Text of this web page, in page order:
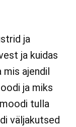
ja
ja kuidas
mis ajendil
ja miks
tulla
väljakutsed